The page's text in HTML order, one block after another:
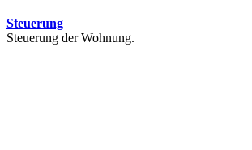
Steuerung
Steuerung der Wohnung.